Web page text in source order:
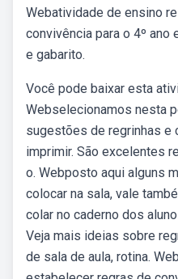
Webatividade de ensino
convivência para o 4º ano
e gabarito.
Você pode baixar esta
Webselecionamos nesta
sugestões de regrinhas e
imprimir. São excelentes
o. Webposto aqui alguns
colocar na sala, vale
colar no caderno dos
Veja mais ideias sobre
de sala de aula, rotina.